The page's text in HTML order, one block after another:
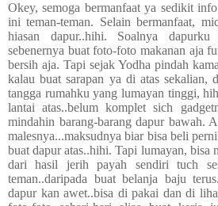
Okey, semoga bermanfaat ya sedikit
ini teman-teman. Selain bermanfaat,
hiasan dapur..hihi. Soalnya
sebenernya buat foto-foto makanan aja
bersih aja. Tapi sejak Yodha pindah
kalau buat sarapan ya di atas sekalian,
tangga rumahku yang lumayan tinggi,
lantai atas..belum komplet sich
mindahin barang-barang dapur bawah.
malesnya...maksudnya biar bisa beli
buat dapur atas..hihi. Tapi lumayan, bisa
dari hasil jerih payah sendiri tuch
teman..daripada buat belanja baju
dapur kan awet..bisa di pakai dan di